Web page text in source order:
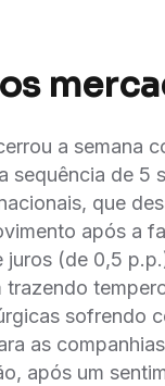
a semana
sequência de 5
que
após a
juros (de 0,5
trazendo
sofrendo
as
após um